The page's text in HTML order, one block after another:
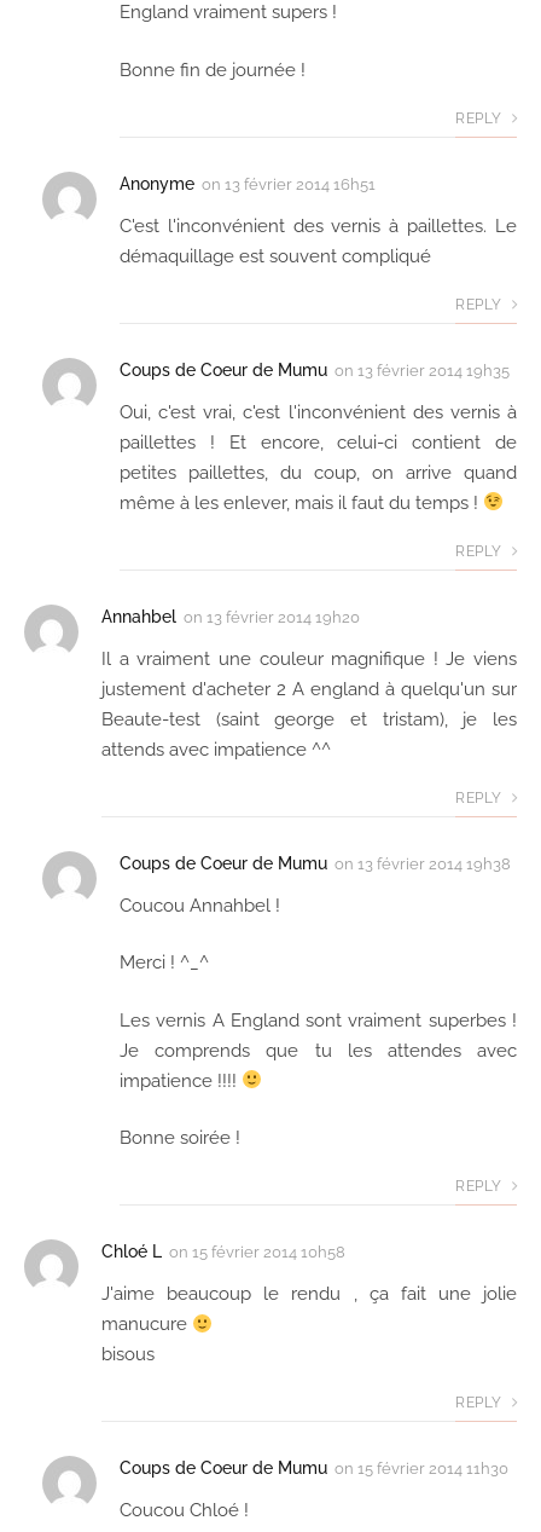
England vraiment supers !
Bonne fin de journée !
REPLY
Anonyme on 13 février 2014 16h51
C'est l'inconvénient des vernis à paillettes. Le
démaquillage est souvent compliqué
REPLY
Coups de Coeur de Mumu on 13 février 2014 19h35
Oui, c'est vrai, c'est l'inconvénient des vernis à
paillettes ! Et encore, celui-ci contient de
petites paillettes, du coup, on arrive quand
même à les enlever, mais il faut du temps !
REPLY
Annahbel on 13 février 2014 19h20
Il a vraiment une couleur magnifique ! Je viens
justement d'acheter 2 A england à quelqu'un sur
Beaute-test (saint george et tristam), je les
attends avec impatience ^^
REPLY
Coups de Coeur de Mumu on 13 février 2014 19h38
Coucou Annahbel !
Merci ! ^_^
Les vernis A England sont vraiment superbes !
Je comprends que tu les attendes avec
impatience !!!!
Bonne soirée !
REPLY
Chloé L on 15 février 2014 10h58
J'aime beaucoup le rendu , ça fait une jolie
manucure
bisous
REPLY
Coups de Coeur de Mumu on 15 février 2014 11h30
Coucou Chloé !